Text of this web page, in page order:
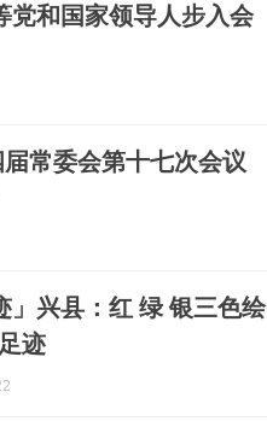
党和国家领导人步入会
常委会第十七次会议
」兴县：红 绿 银三色绘
迹